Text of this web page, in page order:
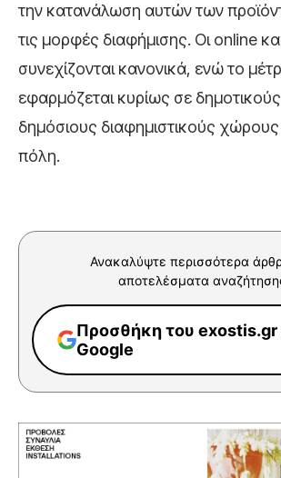
την κατανάλωση αυτών των
τις μορφές διαφήμισης. Οι online
συνεχίζονται κανονικά, ενώ το
εφαρμόζεται κυρίως σε
δημόσιους διαφημιστικούς
πόλη.
Ανακαλύψτε περισσότερα
αποτελέσματα
Προσθήκη του exostis.gr
Google